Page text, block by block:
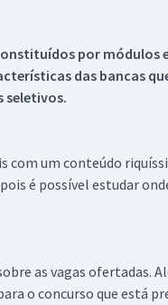
por módulos
das bancas
seletivos.
com um conteúdo
é possível estudar
as vagas ofertadas.
o concurso que está